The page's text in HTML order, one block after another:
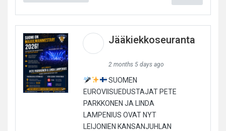
Jääkiekkoseuranta
2 months 5 days ago
SUOMEN
EUROVIISUEDUSTAJAT PETE
PARKKONEN JA LINDA
LAMPENIUS OVAT NYT
LEIJONIEN KANSANJUHLAN